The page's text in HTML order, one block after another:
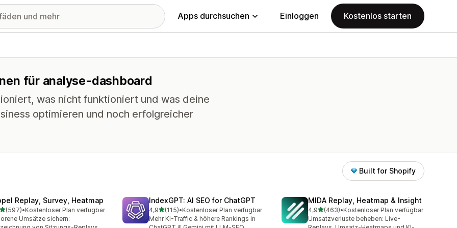
Apps durchsuchen Einloggen Kostenlos starten
für analyse-dashboard
was nicht funktioniert und was deine
optimieren und noch erfolgreicher
Built for Shopify
Replay, Survey, Heatmap
5 Sternen
(597)
Rezensionen insgesamt
•Kostenloser Plan verfügbar
Umsätze sichern:
IndexGPT: AI SEO for ChatGPT
4,9von 5 Sternen
(115)
115 Rezensionen insgesamt
•Kostenloser Plan verfügbar
Mehr KI-Traffic & höhere Rankings in
MIDA Replay, Heatmap & Insight
4,9von 5 Sternen
(463)
463 Rezensionen insgesamt
•Kostenloser Plan verfügbar
Umsatzverluste beheben: Live-